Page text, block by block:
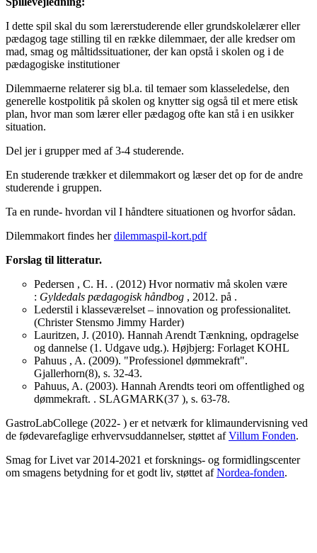
I dette spil skal du som lærerstuderende eller grundskolelærer eller
pædagog tage stilling til en række dilemmaer, der alle kredser om
mad, smag og måltidssituationer, der kan opstå i skolen og i de
pædagogiske institutioner
Dilemmaerne relaterer sig bl.a. til temaer som klasseledelse, den
generelle kostpolitik på skolen og knytter sig også til et mere etisk
plan, hvor man som lærer eller pædagog ofte kan stå i en usikker
situation.
Del jer i grupper med af 3-4 studerende.
En studerende trækker et dilemmakort og læser det op for de andre
studerende i gruppen.
Ta en runde- hvordan vil I håndtere situationen og hvorfor sådan.
Dilemmakort findes herdilemmaspil-kort.pdf
Forslag til litteratur.
Pedersen , C. H. . (2012) Hvor normativ må skolen være
: Gyldedals pædagogisk håndbog , 2012. på .
Lederstil i klasseværelset – innovation og professionalitet.
(Christer Stensmo Jimmy Harder)
Lauritzen, J. (2010). Hannah Arendt Tænkning, opdragelse
og dannelse (1. Udgave udg.). Højbjerg: Forlaget KOHL
Pahuus , A. (2009). "Professionel dømmekraft".
Gjallerhorn(8), s. 32-43.
Pahuus, A. (2003). Hannah Arendts teori om offentlighed og
dømmekraft. . SLAGMARK(37 ), s. 63-78.
GastroLabCollege (2022- ) er et netværk for klimaundervisning ved
de fødevarefaglige erhvervsuddannelser, støttet afVillum Fonden.
Smag for Livet var 2014-2021 et forsknings- og formidlingscenter
om smagens betydning for et godt liv, støttet afNordea-fonden.